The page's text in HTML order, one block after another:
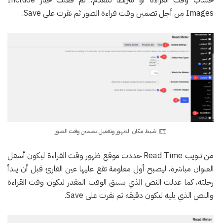
Images من أجل تضمين وقت قراءة الصور ثم نقرت على Save.
ضبط مكان الظهور وتفعيل تضمين وقت الصور
من تبويب Read Time حددت موقع ظهور وقت القراءة ليكون أسفل
العنوان مباشرة، ليصبح أول معلومة تقع عليها عين القارئ قبل أن يبدأ
رحلته، كما عدلت النص الذي يسبق الوقت المقدر ليكون وقت القراءة
والنص الذي يليه ليكون دقيقة ثم نقرت على Save.